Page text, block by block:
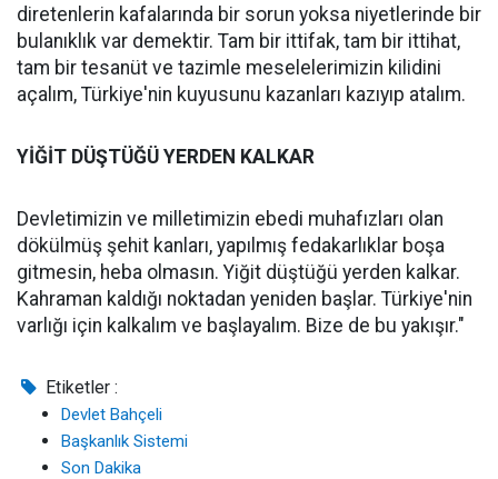
diretenlerin kafalarında bir sorun yoksa niyetlerinde bir
bulanıklık var demektir. Tam bir ittifak, tam bir ittihat,
tam bir tesanüt ve tazimle meselelerimizin kilidini
açalım, Türkiye'nin kuyusunu kazanları kazıyıp atalım.
YİĞİT DÜŞTÜĞÜ YERDEN KALKAR
Devletimizin ve milletimizin ebedi muhafızları olan
dökülmüş şehit kanları, yapılmış fedakarlıklar boşa
gitmesin, heba olmasın. Yiğit düştüğü yerden kalkar.
Kahraman kaldığı noktadan yeniden başlar. Türkiye'nin
varlığı için kalkalım ve başlayalım. Bize de bu yakışır."
Etiketler :
Devlet Bahçeli
Başkanlık Sistemi
Son Dakika